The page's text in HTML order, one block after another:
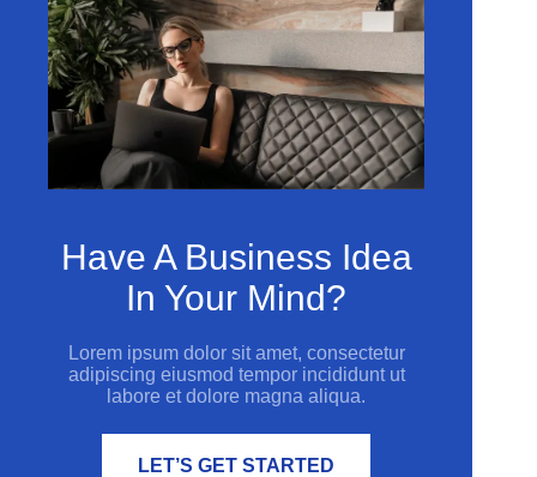
Have A Business Idea
In Your Mind?
Lorem ipsum dolor sit amet, consectetur
adipiscing eiusmod tempor incididunt ut
labore et dolore magna aliqua.
LET’S GET STARTED